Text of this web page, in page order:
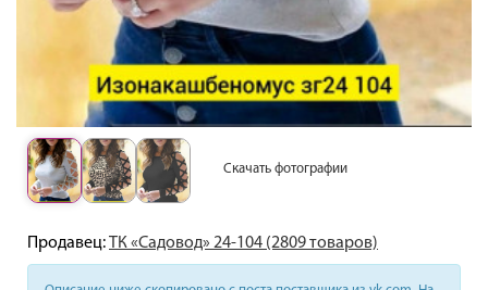
Скачать фотографии
Продавец:ТК «Садовод» 24-104 (2809 товаров)